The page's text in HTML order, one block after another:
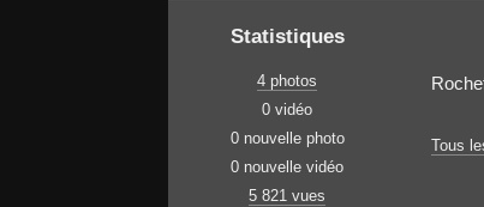
Statistiques
4 photos
0 vidéo
0 nouvelle photo
0 nouvelle vidéo
5 821 vues
Tous